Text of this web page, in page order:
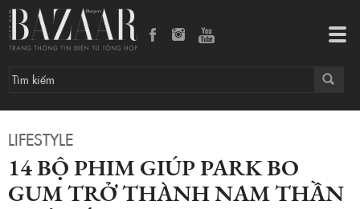
LIFESTYLE
14 BỘ PHIM GIÚP PARK BO
GUM TRỞ THÀNH NAM THẦN